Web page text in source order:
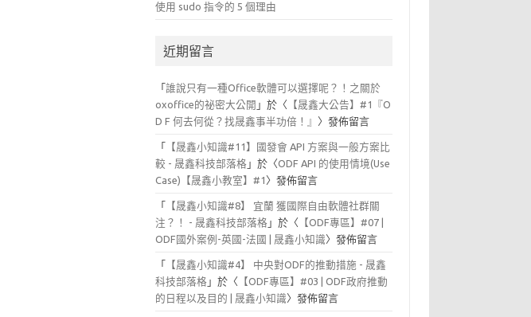
使用 sudo 指令的 5 個理由
近期留言
「誰說只有一種Office軟體可以選擇呢？！之關於
oxoffice的祕密大公開 」於〈 【晟鑫大公告】#1『O
D F 何去何從？找晟鑫事半功倍！』 〉發佈留言
「
【晟鑫小知識#11】國發會 API 方案與一般方案比
較 - 晟鑫科技部落格 」於〈ODF API 的使用情境(Use
Case)【晟鑫小教室】#1 〉發佈留言
「
【晟鑫小知識#8】 宜蘭 獲國際自由軟體社群關
注？！ - 晟鑫科技部落格 」於〈 【ODF專區】#07 |
ODF國外案例-英國-法國 | 晟鑫小知識〉發佈留言
「
【晟鑫小知識#4】 中央對ODF的推動措施 - 晟鑫
科技部落格 」於〈 【ODF專區】#03 | ODF政府推動
的日程以及目的 | 晟鑫小知識〉發佈留言